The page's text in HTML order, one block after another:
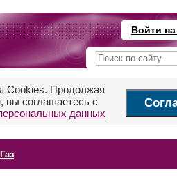
Войти
Cookies. Продолжая
вы соглашаетесь с
данных
Газ